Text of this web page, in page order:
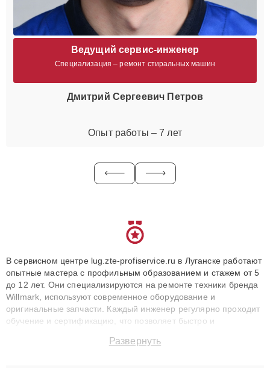
Ведущий сервис-инженер
Специализация – ремонт стиральных машин
Дмитрий Сергеевич Петров
Опыт работы – 7 лет
В сервисном центре lug.zte-profiservice.ru в Луганске работают
опытные мастера с профильным образованием и стажем от 5
до 12 лет. Они специализируются на ремонте техники бренда
Willmark, используют современное оборудование и
оригинальные запчасти. Каждый инженер регулярно проходит
обучение и сертификацию, что позволяет быстро и
сохранением гарантии до 3 лет. Наши мастера решают
Развернуть